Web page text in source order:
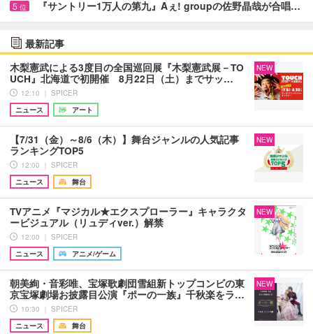
5 位 『サントリー1万人の第九』Aぇ! groupの佐野晶哉が合唱…
最新記事
木梨憲武による3度目の全国巡回展『木梨憲武展－TO
UCH』北海道で初開催 8月22日（土）までサッ…
12:10 ｜ SPICER
ニュース
アート
NEW
【7/31（金）～8/6（木）】舞台ジャンルの人気記事
ランキングTOP5
12:00 ｜ SPICER
ニュース
舞台
NEW
TVアニメ『マジカル★エクスプローラー』キャラクタ
ービジュアル（リュディver.）解禁
12:00 ｜ SPICER
ニュース
アニメ/ゲーム
NEW
朝美絢・音彩唯、宝塚歌劇団雪組新トップコンビの東
京宝塚劇場お披露目公演『ポーの一族』千秋楽をラ…
10:30 ｜ SPICER
ニュース
舞台
NEW